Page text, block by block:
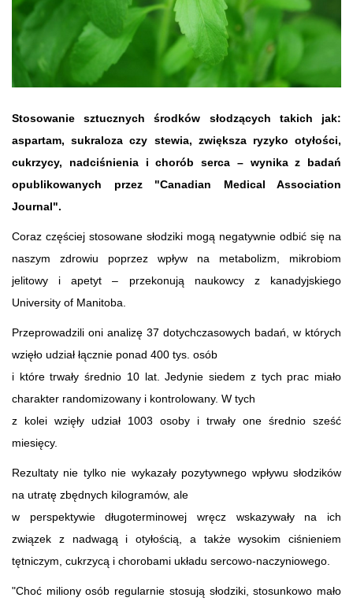
Stosowanie sztucznych środków słodzących takich jak:
aspartam, sukraloza czy stewia, zwiększa ryzyko otyłości,
cukrzycy, nadciśnienia i chorób serca – wynika z badań
opublikowanych przez "Canadian Medical Association
Journal".
Coraz częściej stosowane słodziki mogą negatywnie odbić się na
naszym zdrowiu poprzez wpływ na metabolizm, mikrobiom
jelitowy i apetyt – przekonują naukowcy z kanadyjskiego
University of Manitoba.
Przeprowadzili oni analizę 37 dotychczasowych badań, w których
wzięło udział łącznie ponad 400 tys. osób
i które trwały średnio 10 lat. Jedynie siedem z tych prac miało
charakter randomizowany i kontrolowany. W tych
z kolei wzięły udział 1003 osoby i trwały one średnio sześć
miesięcy.
Rezultaty nie tylko nie wykazały pozytywnego wpływu słodzików
na utratę zbędnych kilogramów, ale
w perspektywie długoterminowej wręcz wskazywały na ich
związek z nadwagą i otyłością, a także wysokim ciśnieniem
tętniczym, cukrzycą i chorobami układu sercowo-naczyniowego.
"Choć miliony osób regularnie stosują słodziki, stosunkowo mało